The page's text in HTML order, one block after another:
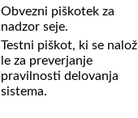
Obvezni piškotek za
nadzor seje.
Testni piškot, ki se
le za preverjanje
pravilnosti delovanja
sistema.